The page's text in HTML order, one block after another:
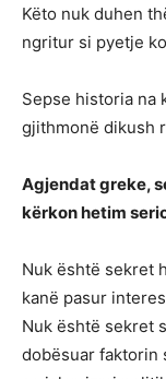
Këto nuk duhen
ngritur si pyetje
Sepse historia na
gjithmonë dikush
Agjendat greke,
kërkon hetim
Nuk është sekret
kanë pasur
Nuk është sekret
dobësuar faktorin